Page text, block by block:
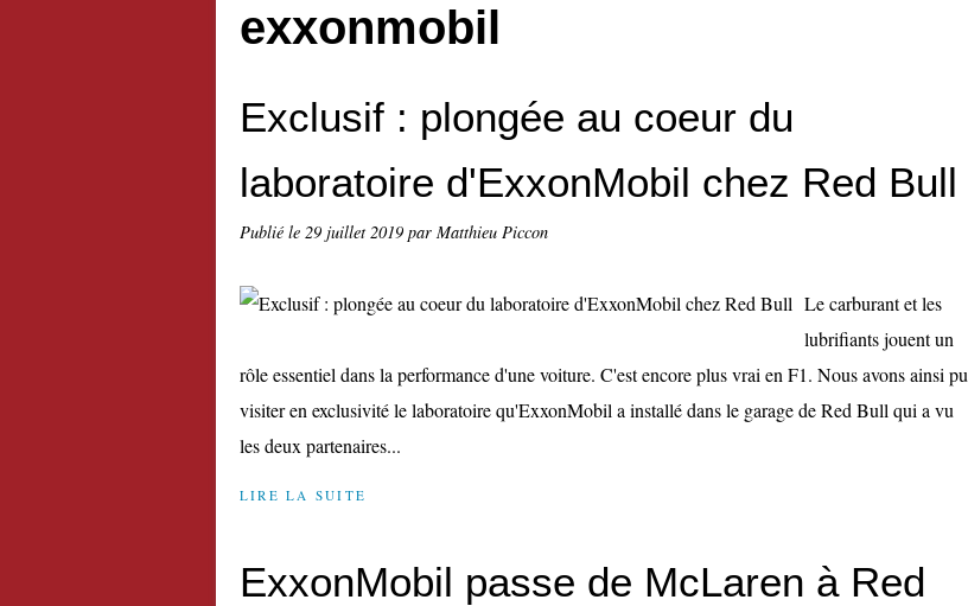
exxonmobil
Exclusif : plongée au coeur du
laboratoire d'ExxonMobil chez Red Bull
Publié le 29 juillet 2019 par Matthieu Piccon
Le carburant et les
lubrifiants jouent un
rôle essentiel dans la performance d'une voiture. C'est encore plus vrai en F1. Nous avons ainsi pu
visiter en exclusivité le laboratoire qu'ExxonMobil a installé dans le garage de Red Bull qui a vu
les deux partenaires...
LIRE LA SUITE
ExxonMobil passe de McLaren à Red